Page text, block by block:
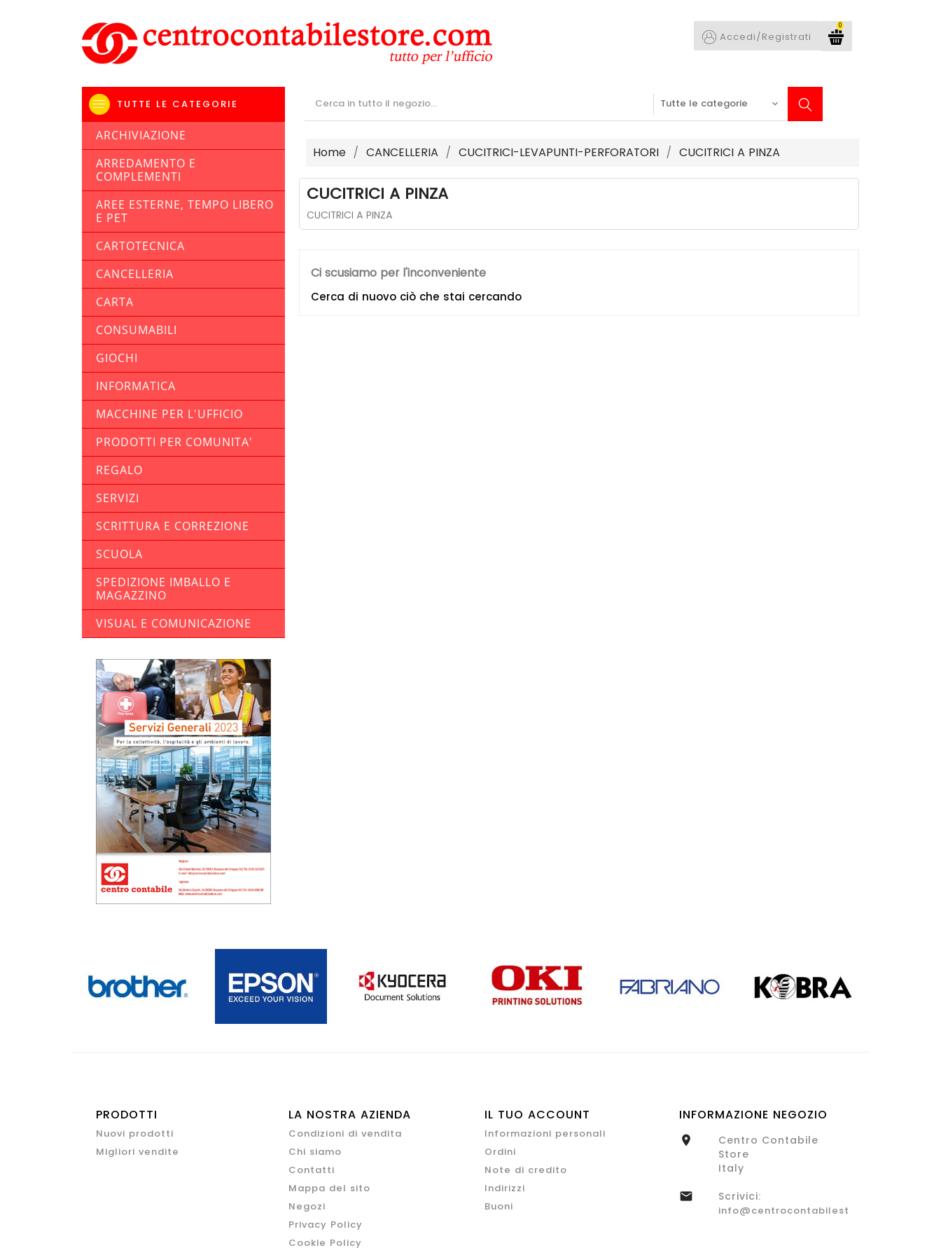
0
Accedi/Registrati
Home CANCELLERIA CUCITRICI-LEVAPUNTI-PERFORATORI CUCITRICI A PINZA
TUTTE LE CATEGORIE
ARCHIVIAZIONE
ARREDAMENTO E
COMPLEMENTI
AREE ESTERNE, TEMPO LIBERO
E PET
CARTOTECNICA
CANCELLERIA
CARTA
CONSUMABILI
GIOCHI
INFORMATICA
MACCHINE PER L'UFFICIO
PRODOTTI PER COMUNITA'
REGALO
SERVIZI
SCRITTURA E CORREZIONE
SCUOLA
SPEDIZIONE IMBALLO E
MAGAZZINO
VISUAL E COMUNICAZIONE
CUCITRICI A PINZA
CUCITRICI A PINZA
Ci scusiamo per l'inconveniente
Cerca di nuovo ciò che stai cercando
PRODOTTI
Nuovi prodotti
Migliori vendite
LA NOSTRA AZIENDA
Condizioni di vendita
Chi siamo
Contatti
Mappa del sito
Negozi
Privacy Policy
Cookie Policy
IL TUO ACCOUNT
Informazioni personali
Ordini
Note di credito
Indirizzi
Buoni
INFORMAZIONE NEGOZIO

Centro Contabile
Store
Italy
 Scrivici:
info@centrocontabilestore.com